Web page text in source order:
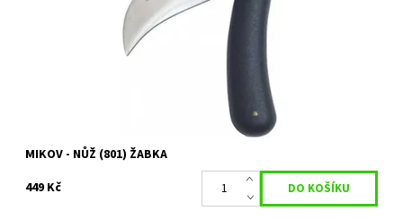
Skladem 2 ks
80/1080
MIKOV
MIKOV - NŮŽ (801) ŽABKA
449 Kč